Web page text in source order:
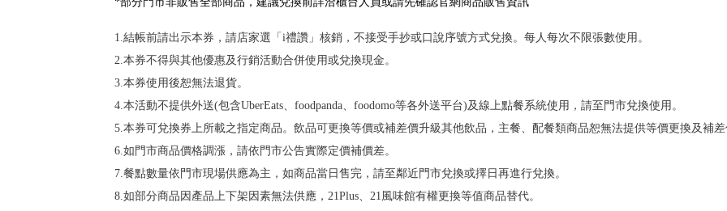
1.結帳前請出示本券，請店家選「i禮讚」核銷，不接受手抄或口說序號方式兌換。每人每次不限張數使用。
2.本券不得與其他優惠及行銷活動合併使用或兌換現金。
3.本券使用後恕無法退貨。
4.本活動不提供外送(包含UberEats、foodpanda、foodomo等各外送平台)及線上點餐系統使用，請至門市兌換使用。
5.本券可兌換券上所載之指定商品。飲品可更換等價或補差價升級其他飲品，主餐、配餐類商品恕無法提供等價更換及補
6.如門市商品價格調漲，請依門市公告實際定價補價差。
7.餐點數量依門市現場供應為主，如商品當日售完，請至鄰近門市兌換或擇日再進行兌換。
8.如部分商品因產品上下架因素無法供應，21Plus、21風味館有權更換等值商品替代。